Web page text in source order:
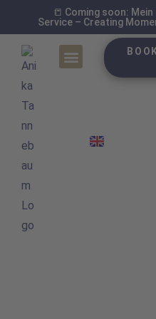
📒 Coming soon:
Service – Creating